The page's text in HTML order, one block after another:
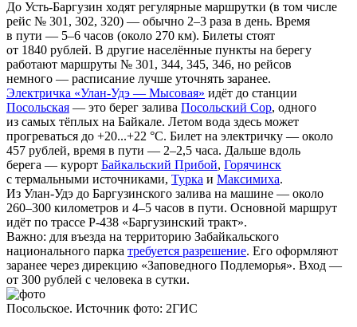
До Усть-Баргузин ходят регулярные маршрутки (в том числе
рейс № 301, 302, 320) — обычно 2–3 раза в день. Время
в пути — 5–6 часов (около 270 км). Билеты стоят
от 1840 рублей. В другие населённые пункты на берегу
работают маршруты № 301, 344, 345, 346, но рейсов
немного — расписание лучше уточнять заранее.
Электричка «Улан-Удэ — Мысовая» идёт до станции
Посольская — это берег залива Посольский Сор, одного
из самых тёплых на Байкале. Летом вода здесь может
прогреваться до +20...+22 °C. Билет на электричку — около
457 рублей, время в пути — 2–2,5 часа. Дальше вдоль
берега — курорт Байкальский Прибой, Горячинск
с термальными источниками, Турка и Максимиха.
Из Улан-Удэ до Баргузинского залива на машине — около
260–300 километров и 4–5 часов в пути. Основной маршрут
идёт по трассе Р-438 «Баргузинский тракт».
Важно: для въезда на территорию Забайкальского
национального парка требуется разрешение. Его оформляют
заранее через дирекцию «Заповедного Подлеморья». Вход —
от 300 рублей с человека в сутки.
Посольское. Источник фото: 2ГИС